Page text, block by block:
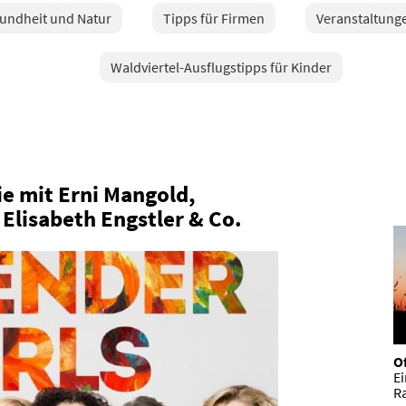
und Natur Tipps für Firmen
Waldviertel-Ausflugstipps für Kinder
mit Erni Mangold,
Engstler & Co.